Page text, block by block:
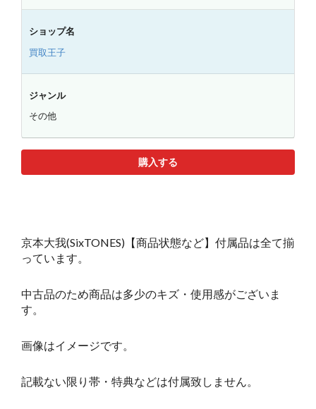
ショップ名
買取王子
ジャンル
その他
購入する
京本大我(SixTONES)【商品状態など】付属品は全て揃
っています。
中古品のため商品は多少のキズ・使用感がございま
す。
画像はイメージです。
記載ない限り帯・特典などは付属致しません。